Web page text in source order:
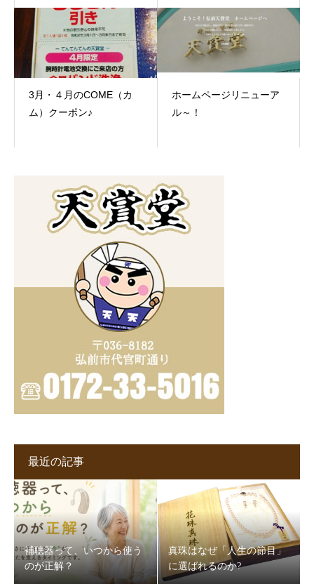
3月・４月のCOME（カ
ム）クーポン♪
ホームページリニューア
ル～！
最近の記事
補聴器って、いつから使う
のが正解？
真珠はなぜ「人生の節目」
に選ばれるのか?